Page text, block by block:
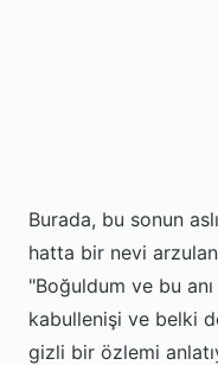
Burada, bu sonun
hatta bir nevi
"Boğuldum ve bu
kabullenişi ve belki
gizli bir özlemi